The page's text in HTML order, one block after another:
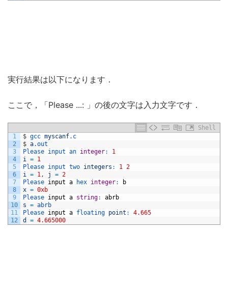
実行結果は以下になります．
ここで，「Please ...: 」の後の文字は入力文字です．
Shell
1
2
3
4
5
6
7
8
9
10
11
12
$ gcc myscanf.c
$ a.out
Please input an integer:
1
i = 1
Please input two integers : 1 2
i = 1, j = 2
Please input a hex integer:
b
x = 0xb
Please input a string:
abrb
s = abrb
Please input a floating point :
4.665
d
= 4.665000